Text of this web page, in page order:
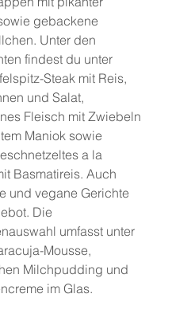
gebackene
Unter den
findest du unter
Steak mit Reis,
und Salat,
Fleisch mit Zwiebeln
Maniok sowie
a la
Basmatireis. Auch
und vegane Gerichte
Die
umfasst unter
Mousse,
Milchpudding und
im Glas.